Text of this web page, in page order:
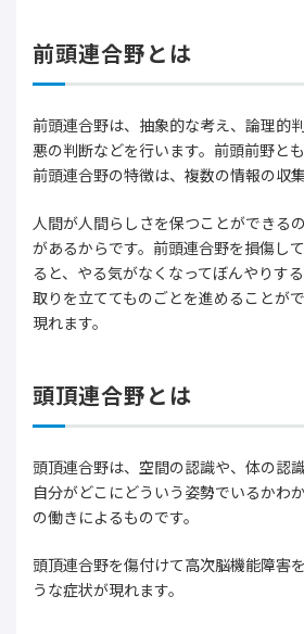
前頭連合野とは
前頭連合野は、抽象的な考え、論理的
悪の判断などを行います。前頭前野とも
前頭連合野の特徴は、複数の情報の収集
人間が人間らしさを保つことができる
があるからです。前頭連合野を損傷し
ると、やる気がなくなってぼんやりす
取りを立ててものごとを進めることが
現れます。
頭頂連合野とは
頭頂連合野は、空間の認識や、体の認
自分がどこにどういう姿勢でいるかわ
の働きによるものです。
頭頂連合野を傷付けて高次脳機能障害
うな症状が現れます。